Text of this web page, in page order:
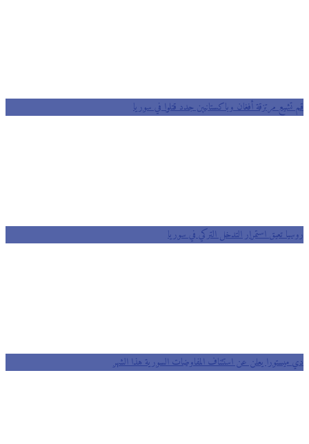
قم تشيع مرتزقة أفغان وباكستانيين جدد قتلوا في سوريا
روسيا تعيق استمرار التدخل التركي في سوريا
دي ميستورا يعلن عن استئناف المفاوضات السورية هذا الشهر